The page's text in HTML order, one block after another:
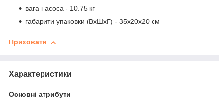
вага насоса - 10.75 кг
габарити упаковки (ВхШхГ) - 35х20х20 см
Приховати
Характеристики
Основні атрибути